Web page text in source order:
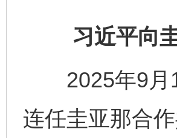
习近平向圭
2025年9月
连任圭亚那合